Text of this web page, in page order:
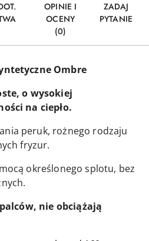
OPINIE I
OCENY
(0)
ZADAJ
PYTANIE
Ombre
o wysokiej
na ciepło.
peruk, rożnego rodzaju
fryzur.
określonego splotu, bez
nie obciążają